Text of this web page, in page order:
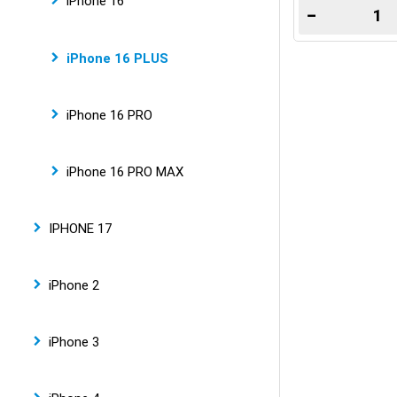
iPhone 16 PLUS
iPhone 16 PRO
iPhone 16 PRO MAX
IPHONE 17
iPhone 2
iPhone 3
−